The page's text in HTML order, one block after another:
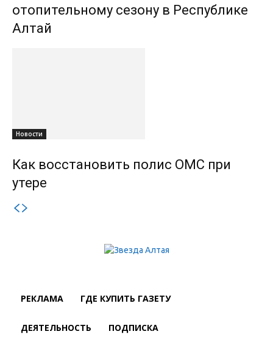
отопительному сезону в Республике
Алтай
Новости
Как восстановить полис ОМС при
утере
РЕКЛАМА ГДЕ КУПИТЬ ГАЗЕТУ
ДЕЯТЕЛЬНОСТЬ ПОДПИСКА